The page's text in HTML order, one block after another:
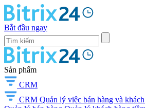
Bắt đầu ngay
Sản phẩm
CRM
CRM Quản lý việc bán hàng và